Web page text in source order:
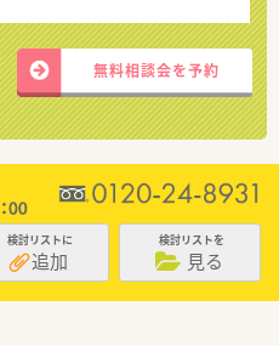
無料相談会を予約
検討リストに
追加
検討リストを
見る